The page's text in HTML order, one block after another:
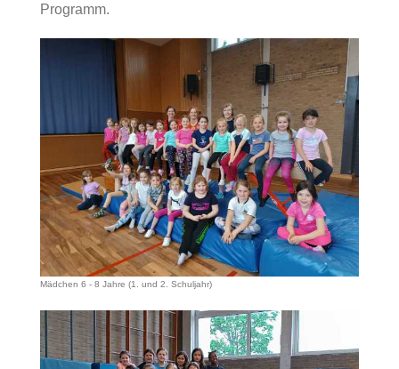
Programm.
Mädchen 6 - 8 Jahre (1. und 2. Schuljahr)